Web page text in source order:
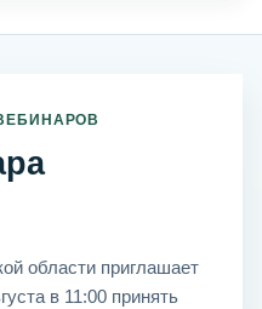
области приглашает
в 11:00 принять